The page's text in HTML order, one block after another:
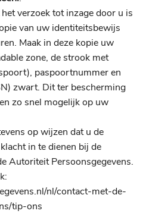
verzoek tot inzage door u is
van uw identiteitsbewijs
Maak in deze kopie uw
zone, de strook met
paspoortnummer en
zwart. Dit ter bescherming
zo snel mogelijk op uw
op wijzen dat u de
in te dienen bij de
Autoriteit Persoonsgegevens.
nl/contact-met-de-
tip-ons